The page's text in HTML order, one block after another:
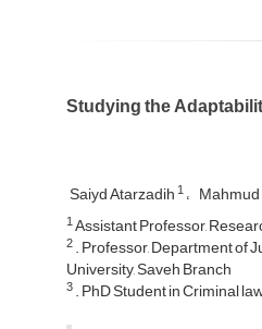
Studying the
Saiyd Atarzadih1
1Assistant Professor,
2. Professor, Department of
University, Saveh Branch
3. PhD Student in Criminal